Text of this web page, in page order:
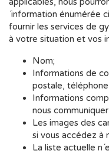
´information énumérée
fournir les services de
à votre situation et vos
Nom;
Informations de
postale,
Informations
nous communiquer
Les images des
si vous accédez à
La liste actuelle